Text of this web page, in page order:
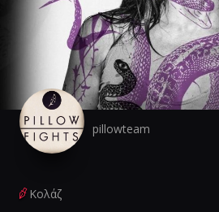
pillowteam
Κολάζ